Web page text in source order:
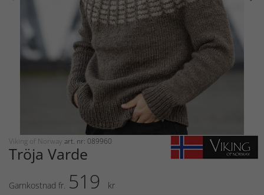
Viking of Norway art. nr: 089960
Tröja Varde
Garnkostnad fr. 519
kr